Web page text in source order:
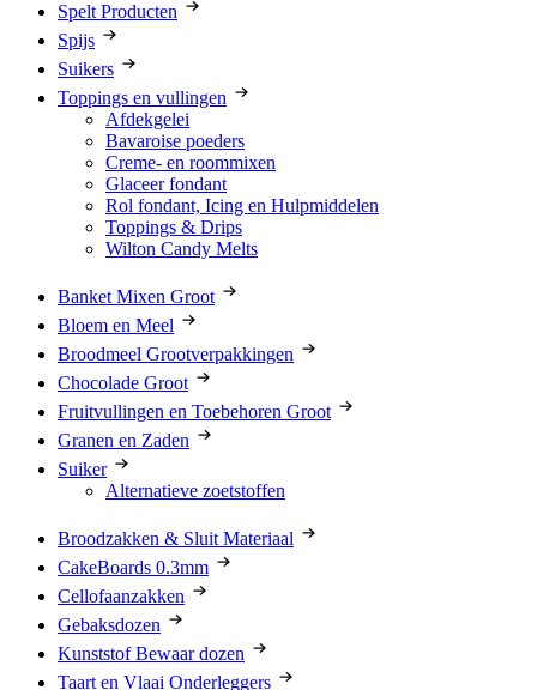
Spelt Producten
Spijs
Suikers
Toppings en vullingen
Afdekgelei
Bavaroise poeders
Creme- en roommixen
Glaceer fondant
Rol fondant, Icing en Hulpmiddelen
Toppings & Drips
Wilton Candy Melts
Banket Mixen Groot
Bloem en Meel
Broodmeel Grootverpakkingen
Chocolade Groot
Fruitvullingen en Toebehoren Groot
Granen en Zaden
Suiker
Alternatieve zoetstoffen
Broodzakken & Sluit Materiaal
CakeBoards 0.3mm
Cellofaanzakken
Gebaksdozen
Kunststof Bewaar dozen
Taart en Vlaai Onderleggers